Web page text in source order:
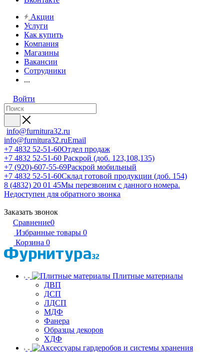
Акции
Услуги
Как купить
Компания
Магазины
Вакансии
Сотрудники
...
Войти
info@furnitura32.ru
info@furnitura32.ruEmail
+7 4832 52-51-60Отдел продаж
+7 4832 52-51-60 Раскрой (доб. 123,108,135)
+7 (920)-607-55-69Раскрой мобильный
+7 4832 52-51-60Склад готовой продукции (доб. 154)
8 (4832) 20 01 45Мы перезвоним с данного номера.
Недоступен для обратного звонка
Заказать звонок
Сравнение0
Избранные товары 0
Корзина 0
Плитные материалы
ДВП
ДСП
ЛДСП
МДФ
Фанера
Образцы декоров
ХДФ